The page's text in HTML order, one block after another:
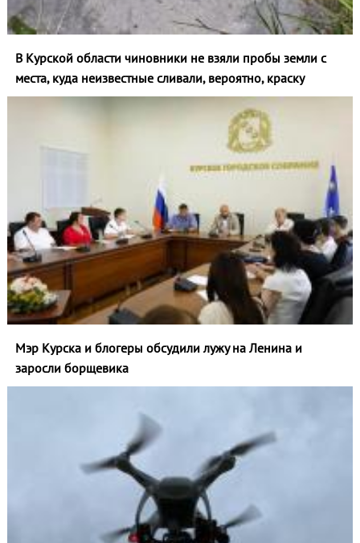
В Курской области чиновники не взяли пробы земли с
места, куда неизвестные сливали, вероятно, краску
Мэр Курска и блогеры обсудили лужу на Ленина и
заросли борщевика